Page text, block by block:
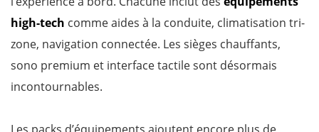
high-tech comme aides à la conduite, climatisation tri-
zone, navigation connectée. Les sièges chauffants,
sono premium et interface tactile sont désormais
incontournables.